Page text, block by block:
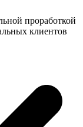
проработкой
клиентов